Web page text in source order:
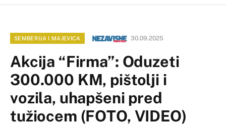
SEMBERIJA I MAJEVICA 30.09.2025
Akcija “Firma”: Oduzeti
300.000 KM, pištolji i
vozila, uhapšeni pred
tužiocem (FOTO, VIDEO)